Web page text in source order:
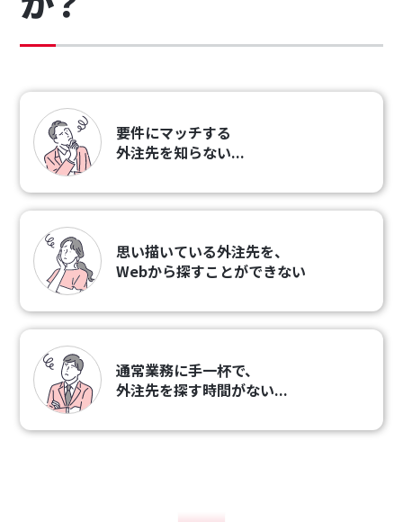
要件にマッチする
外注先を知らない...
思い描いている外注先を、
Webから探すことができない
通常業務に手一杯で、
外注先を探す時間がない...